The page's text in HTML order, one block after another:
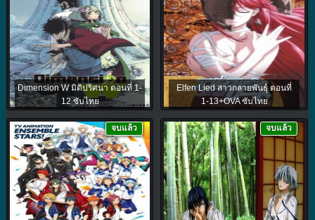
Dimension W มิติปริศนา ตอนที่ 1-
12 ซับไทย
Elfen Lied สาวกลายพันธุ์ ตอนที่
1-13+OVA ซับไทย
จบแล้ว จบแล้ว